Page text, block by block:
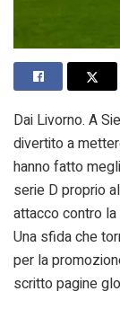
Dai Livorno. A
divertito a
hanno fatto
serie D proprio
attacco contro
Una sfida che
per la
scritto pagine